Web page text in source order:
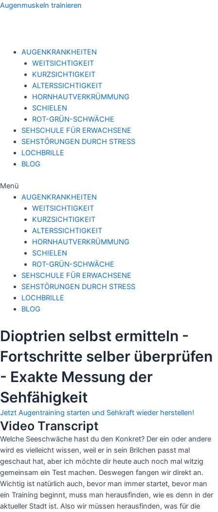
Zum
Augenmuskeln trainieren
AUGENKRANKHEITEN
WEITSICHTIGKEIT
KURZSICHTIGKEIT
ALTERSSICHTIGKEIT
HORNHAUTVERKRÜMMUNG
SCHIELEN
ROT-GRÜN-SCHWÄCHE
SEHSCHULE FÜR ERWACHSENE
SEHSTÖRUNGEN DURCH STRESS
LOCHBRILLE
BLOG
Menü
AUGENKRANKHEITEN
WEITSICHTIGKEIT
KURZSICHTIGKEIT
ALTERSSICHTIGKEIT
HORNHAUTVERKRÜMMUNG
SCHIELEN
ROT-GRÜN-SCHWÄCHE
SEHSCHULE FÜR ERWACHSENE
SEHSTÖRUNGEN DURCH STRESS
LOCHBRILLE
BLOG
Dioptrien selbst ermitteln -
Fortschritte selber überprüfen
- Exakte Messung der
Sehfähigkeit
Video abspielen
Jetzt Augentraining starten und Sehkraft wieder herstellen!
Video Transcript
Welche Seeschwäche hast du den Konkret? Der ein oder andere
wird es vielleicht wissen, weil er in sein Brilchen passt mal
geschaut hat, aber ich möchte dir heute auch noch mal witzig
gemeinsam ein Test machen. Deswegen fangen wir direkt an.
Wichtig ist natürlich auch, bevor man immer startet, bevor man
ein Training beginnt, muss man herausfinden, wie es denn in der
aktueller Stadt ist. Also wir müssen herausfinden, was für die